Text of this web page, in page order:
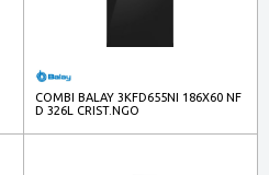
COMBI BALAY 3KFD655NI 186X60 NF
D 326L CRIST.NGO